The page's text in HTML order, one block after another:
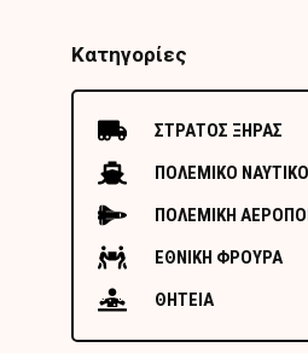
Κατηγορίες
ΣΤΡΑΤΟΣ ΞΗΡΑΣ
ΠΟΛΕΜΙΚΟ ΝΑΥΤΙΚΟ
ΠΟΛΕΜΙΚΗ
ΕΘΝΙΚΗ ΦΡΟΥΡΑ
ΘΗΤΕΙΑ